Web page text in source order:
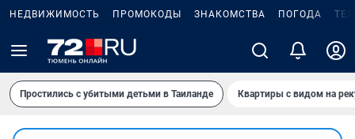
НЕДВИЖИМОСТЬ ПРОМОКОДЫ ЗНАКОМСТВА ПОГОДА
Простились с убитыми детьми в Таиланде Квартиры с видом на